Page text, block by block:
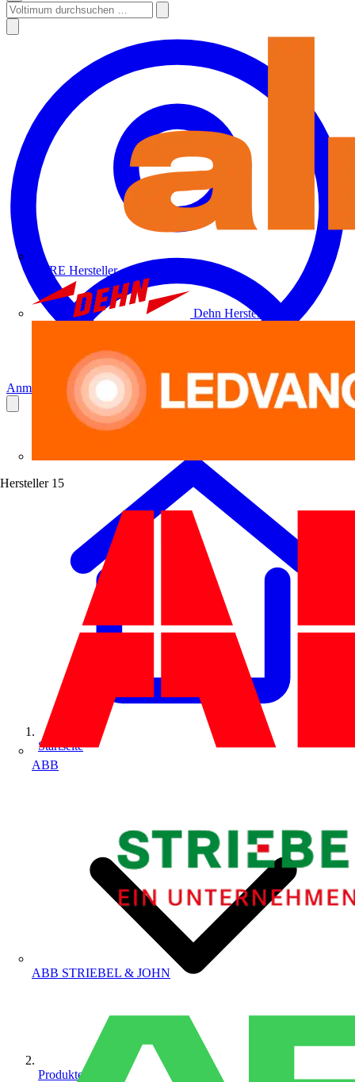
ALRE Hersteller
Dehn Hersteller
Hersteller 15
ABB
ABB STRIEBEL & JOHN
Anmelden Registrierung
Startseite
Produkte